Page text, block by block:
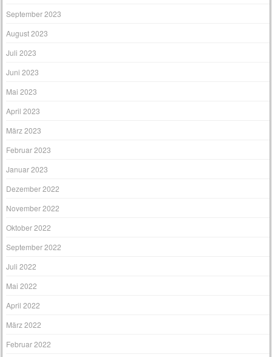
September 2023
August 2023
Juli 2023
Juni 2023
Mai 2023
April 2023
März 2023
Februar 2023
Januar 2023
Dezember 2022
November 2022
Oktober 2022
September 2022
Juli 2022
Mai 2022
April 2022
März 2022
Februar 2022